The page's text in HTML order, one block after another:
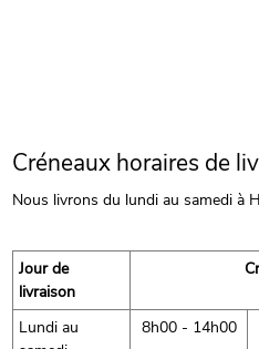
Créneaux horaires de
Nous livrons du lundi au samedi à
Jour de
livraison
Lundi au
8h00 - 14h00